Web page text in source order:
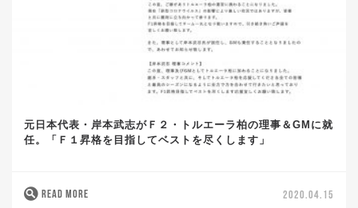
元日本代表・岸本武志がＦ２・トルエーラ柏の理事＆GMに就
任。「Ｆ１昇格を目指してベストを尽くします」
READ MORE 2020.04.15